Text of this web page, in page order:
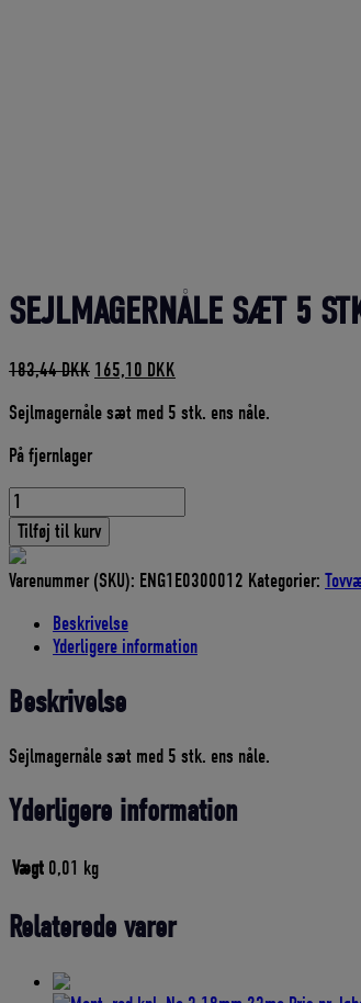
SEJLMAGERNÅLE SÆT 5
183,44DKK Den
pris
165,10 DKK
pris
Sejlmagernåle sæt med 5 stk. ens nåle.
På fjernlager
SEJLMAGERNÅLE
SÆT
5
STK.
ENS
Tilføj til kurv
Varenummer (SKU): ENG1E0300012 Kategorier:
Beskrivelse
Yderligere information
Beskrivelse
Sejlmagernåle sæt med 5 stk. ens nåle.
Yderligere information
Vægt 0,01 kg
Relaterede varer